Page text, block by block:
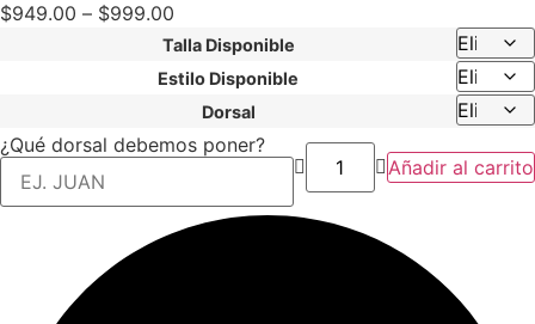
$949.00 – $999.00
Talla Disponible
Estilo Disponible
Dorsal
¿Qué dorsal debemos poner?
Añadir al carrito